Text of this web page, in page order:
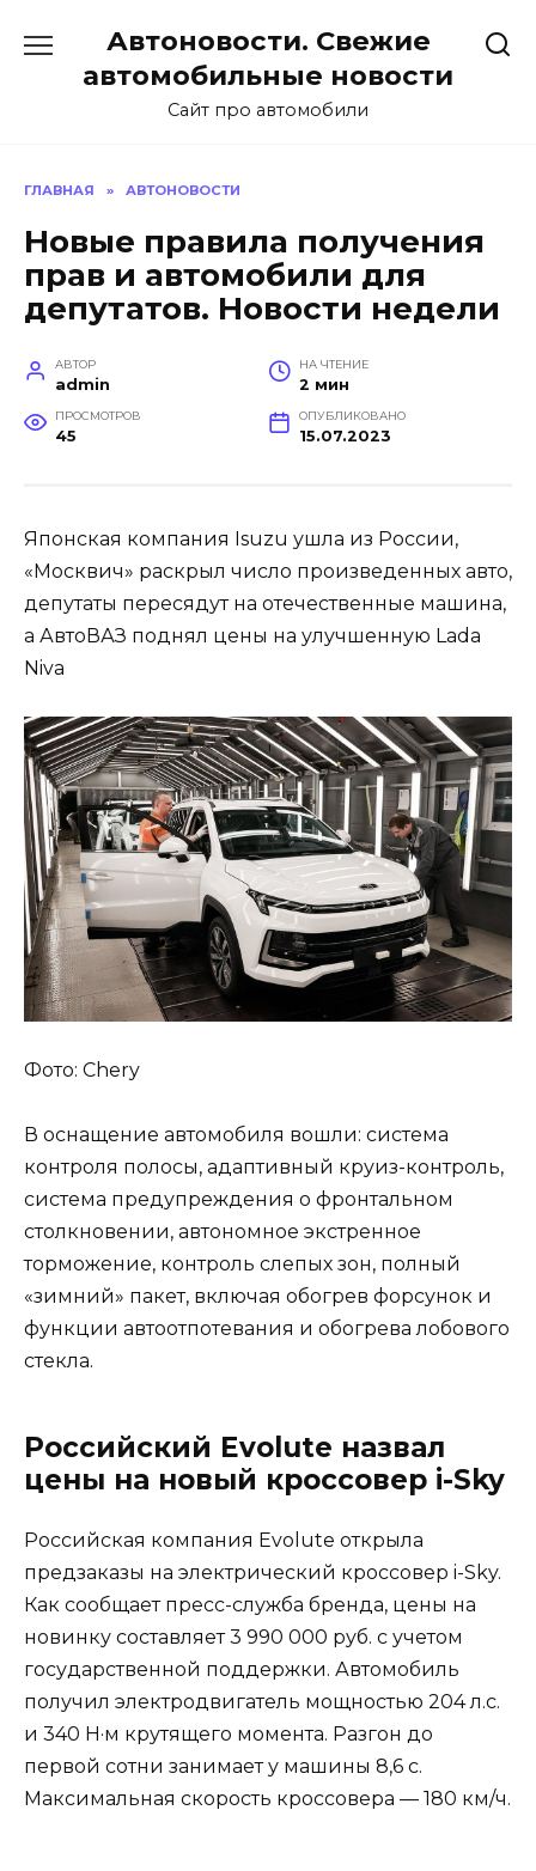
содержанию
Автоновости. Свежие
автомобильные новости
Сайт про автомобили
ГЛАВНАЯ » АВТОНОВОСТИ
Новые правила получения
прав и автомобили для
депутатов. Новости недели
АВТОР
admin
НА ЧТЕНИЕ
2 мин
ПРОСМОТРОВ
45
ОПУБЛИКОВАНО
15.07.2023
Японская компания Isuzu ушла из России,
«Москвич» раскрыл число произведенных авто,
депутаты пересядут на отечественные машина,
а АвтоВАЗ поднял цены на улучшенную Lada
Niva
Фото: Chery
В оснащение автомобиля вошли: система
контроля полосы, адаптивный круиз-контроль,
система предупреждения о фронтальном
столкновении, автономное экстренное
торможение, контроль слепых зон, полный
«зимний» пакет, включая обогрев форсунок и
функции автоотпотевания и обогрева лобового
стекла.
Российский Evolute назвал
цены на новый кроссовер i-Sky
Российская компания Evolute открыла
предзаказы на электрический кроссовер i-Sky.
Как сообщает пресс-служба бренда, цены на
новинку составляет 3 990 000 руб. с учетом
государственной поддержки. Автомобиль
получил электродвигатель мощностью 204 л.с.
и 340 Н·м крутящего момента. Разгон до
первой сотни занимает у машины 8,6 с.
Максимальная скорость кроссовера — 180 км/ч.